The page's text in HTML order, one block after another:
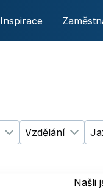
Inspirace
Změnit filtr Typ
Vzdělání
Našli